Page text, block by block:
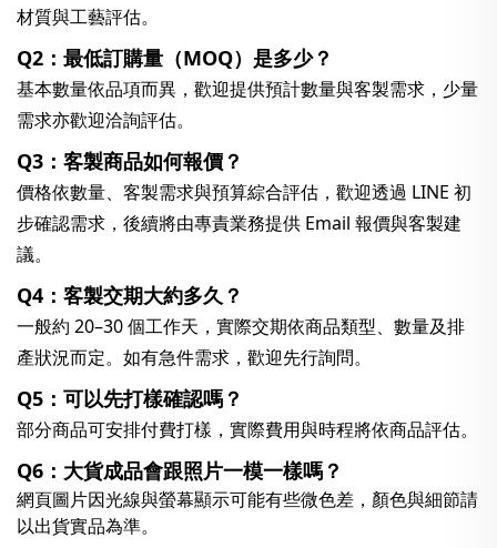
材質與工藝評估。
Q2：最低訂購量（MOQ）是多少？
基本數量依品項而異，歡迎提供預計數量與客製需求，少量
需求亦歡迎洽詢評估。
Q3：客製商品如何報價？
價格依數量、客製需求與預算綜合評估，歡迎透過 LINE 初
步確認需求，後續將由專責業務提供 Email 報價與客製建
議。
Q4：客製交期大約多久？
一般約 20–30 個工作天，實際交期依商品類型、數量及排
產狀況而定。如有急件需求，歡迎先行詢問。
Q5：可以先打樣確認嗎？
部分商品可安排付費打樣，實際費用與時程將依商品評估。
Q6：大貨成品會跟照片一模一樣嗎？
網頁圖片因光線與螢幕顯示可能有些微色差，顏色與細節請
以出貨實品為準。